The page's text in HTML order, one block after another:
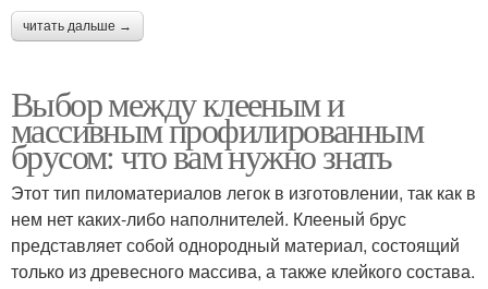
читать дальше →
Выбор между клееным и
массивным профилированным
брусом: что вам нужно знать
Этот тип пиломатериалов легок в изготовлении, так как в
нем нет каких-либо наполнителей. Клееный брус
представляет собой однородный материал, состоящий
только из древесного массива, а также клейкого состава.